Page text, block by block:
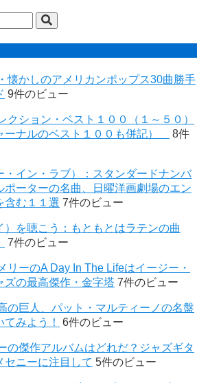
懐かしのアメリカンポップス30曲勝手
9件のビュー
クション・ベスト１００（１～５０）
ーナルのベスト１００も併記）
8件
・イン・ラブ）：スタンダードナンバ
ポーターの名曲、日曜洋画劇場のエン
含む１１選 7件のビュー
）を聴こう：もともとはラテンの曲
7件のビュー
リーのA Day In The Lifeはイージー・
ズの最高傑作・金字塔 7件のビュー
の巨人、パット・マルティーノの名盤
みよう！
6件のビュー
の傑作アルバムはどれだ？ジャズギタ
セニーに注目して 5件のビュー